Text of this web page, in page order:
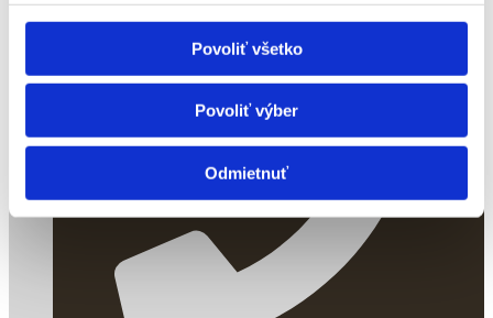
Povoliť všetko
Povoliť výber
Odmietnuť